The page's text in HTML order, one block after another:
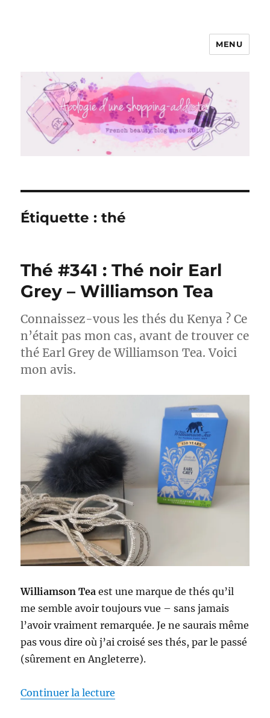
Apologie d'une Shopping-addicte
MENU
Étiquette :thé
Thé #341 : Thé noir Earl
Grey – Williamson Tea
Connaissez-vous les thés du Kenya ? Ce
n’était pas mon cas, avant de trouver ce
thé Earl Grey de Williamson Tea. Voici
mon avis.
Williamson Tea est une marque de thés qu’il
me semble avoir toujours vue – sans jamais
l’avoir vraiment remarquée. Je ne saurais même
pas vous dire où j’ai croisé ses thés, par le passé
(sûrement en Angleterre).
Continuer la lecture